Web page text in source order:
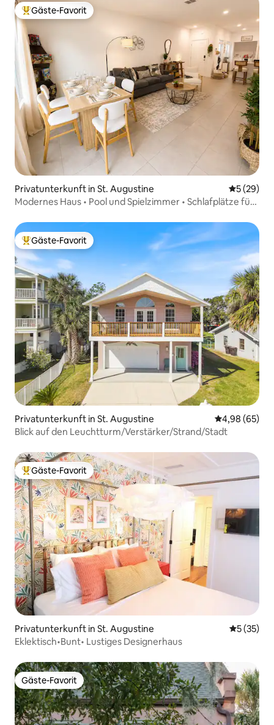
Beliebter Gäste-Favorit.
Gäste-Favorit
Privatunterkunft in St. Augustine
5 (29)
Modernes Haus • Pool und Spielzimmer • Schlafplätze für
Beliebter Gäste-Favorit.
Gäste-Favorit
Privatunterkunft in St. Augustine
4,98 (65)
Blick auf den Leuchtturm/Verstärker/Strand/Stadt
Beliebter Gäste-Favorit.
Gäste-Favorit
Privatunterkunft in St. Augustine
5 (35)
Eklektisch•Bunt• Lustiges Designerhaus
Gäste-Favorit
Gäste-Favorit